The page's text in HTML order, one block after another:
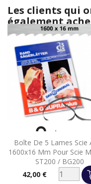
Les clients qui
également
Boîte De 5 Lames Scie
1600x16 Mm Pour Scie
ST200 / BG200
Prix42,00 €
 Aperçu